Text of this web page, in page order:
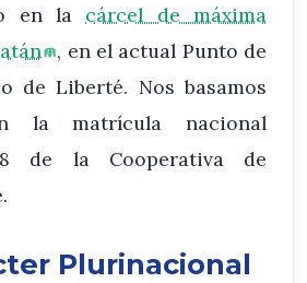
en la cárcel de máxima
, en el actual Punto de
de Liberté. Nos basamos
la matrícula nacional
de la Cooperativa de
Plurinacional